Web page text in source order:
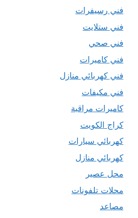
فني رسيفرات
فني ستلايت
فني صحي
فني كاميرات
فني كهربائي منازل
فني مكيفات
كاميرات مراقبة
كراج الكويت
كهربائي سيارات
كهربائي منازل
محل عصير
محلات تلفونات
مصاعد